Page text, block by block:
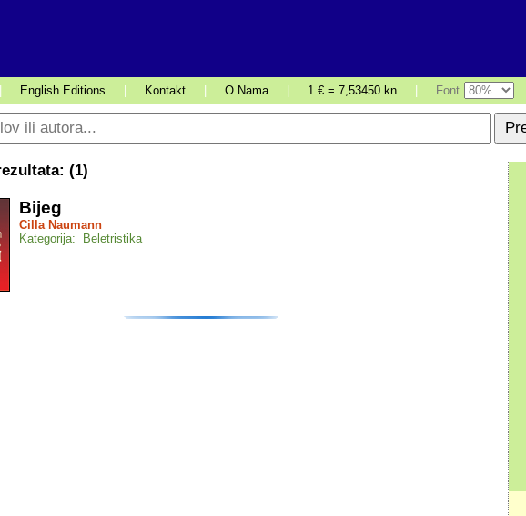
English Editions Kontakt O Nama 1 € = 7,53450 kn Font
(1)
Bijeg
Cilla Naumann
Kategorija: Beletristika